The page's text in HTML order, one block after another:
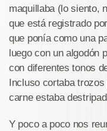
maquillaba (lo siento,
que está registrado
que ponía como una
luego con un algodón
con diferentes tonos
Incluso cortaba
carne estaba
Y poco a poco nos